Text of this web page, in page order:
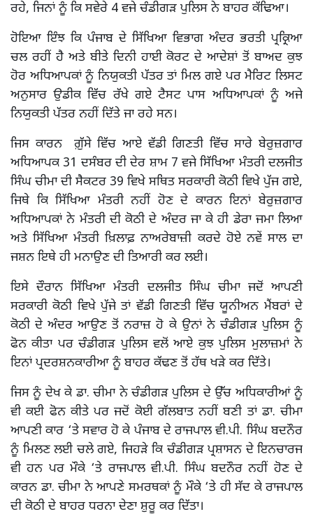
ਰਹੇ, ਜਿਨਾਂ ਨੂੰ ਕਿ ਸਵੇਰੇ 4 ਵਜੇ ਚੰਡੀਗੜ ਪੁਲਿਸ ਨੇ ਬਾਹਰ ਕੱਢਿਆ।
ਹੋਇਆ ਇੰਝ ਕਿ ਪੰਜਾਬ ਦੇ ਸਿੱਖਿਆ ਵਿਭਾਗ ਅੰਦਰ ਭਰਤੀ ਪ੍ਰਕ੍ਰਿਆ
ਚਲ ਰਹੀਂ ਹੈ ਅਤੇ ਬੀਤੇ ਦਿਨੀ ਹਾਈ ਕੋਰਟ ਦੇ ਆਦੇਸ਼ਾਂ ਤੋਂ ਬਾਅਦ ਕੁਝ
ਹੋਰ ਅਧਿਆਪਕਾਂ ਨੂੰ ਨਿਯੁਕਤੀ ਪੱਤਰ ਤਾਂ ਮਿਲ ਗਏ ਪਰ ਮੈਰਿਟ ਲਿਸਟ
ਅਨੁਸਾਰ ਉਡੀਕ ਵਿੱਚ ਰੱਖੇ ਗਏ ਟੈਸਟ ਪਾਸ ਅਧਿਆਪਕਾਂ ਨੂੰ ਅਜੇ
ਨਿਯੁਕਤੀ ਪੱਤਰ ਨਹੀਂ ਦਿੱਤੇ ਜਾ ਰਹੇ ਸਨ।
ਜਿਸ ਕਾਰਨ ਗ਼ੁੱਸੇ ਵਿੱਚ ਆਏ ਵੱਡੀ ਗਿਣਤੀ ਵਿੱਚ ਸਾਰੇ ਬੇਰੁਜ਼ਗਾਰ
ਅਧਿਆਪਕ 31 ਦਸੰਬਰ ਦੀ ਦੇਰ ਸ਼ਾਮ 7 ਵਜੇ ਸਿੱਖਿਆ ਮੰਤਰੀ ਦਲਜੀਤ
ਸਿੰਘ ਚੀਮਾ ਦੀ ਸੈਕਟਰ 39 ਵਿਖੇ ਸਥਿਤ ਸਰਕਾਰੀ ਕੋਠੀ ਵਿਖੇ ਪੁੱਜ ਗਏ,
ਜਿਥੇ ਕਿ ਸਿੱਖਿਆ ਮੰਤਰੀ ਨਹੀਂ ਹੋਣ ਦੇ ਕਾਰਨ ਇਨਾਂ ਬੇਰੁਜ਼ਗਾਰ
ਅਧਿਆਪਕਾਂ ਨੇ ਮੰਤਰੀ ਦੀ ਕੋਠੀ ਦੇ ਅੰਦਰ ਜਾ ਕੇ ਹੀ ਡੇਰਾ ਜਮਾ ਲਿਆ
ਅਤੇ ਸਿੱਖਿਆ ਮੰਤਰੀ ਖ਼ਿਲਾਫ਼ ਨਾਅਰੇਬਾਜ਼ੀ ਕਰਦੇ ਹੋਏ ਨਵੇਂ ਸਾਲ ਦਾ
ਜਸ਼ਨ ਇਥੇ ਹੀ ਮਨਾਉਣ ਦੀ ਤਿਆਰੀ ਕਰ ਲਈ।
ਇਸੇ ਦੌਰਾਨ ਸਿੱਖਿਆ ਮੰਤਰੀ ਦਲਜੀਤ ਸਿੰਘ ਚੀਮਾ ਜਦੋਂ ਆਪਣੀ
ਸਰਕਾਰੀ ਕੋਠੀ ਵਿਖੇ ਪੁੱਜੇ ਤਾਂ ਵੱਡੀ ਗਿਣਤੀ ਵਿੱਚ ਯੂਨੀਅਨ ਮੈਂਬਰਾਂ ਦੇ
ਕੋਠੀ ਦੇ ਅੰਦਰ ਆਉਣ ਤੋਂ ਨਰਾਜ਼ ਹੋ ਕੇ ਉਨਾਂ ਨੇ ਚੰਡੀਗੜ ਪੁਲਿਸ ਨੂੰ
ਫੋਨ ਕੀਤਾ ਪਰ ਚੰਡੀਗੜ ਪੁਲਿਸ ਵਲੋਂ ਆਏ ਕੁਝ ਪੁਲਿਸ ਮੁਲਾਜ਼ਮਾਂ ਨੇ
ਇਨਾਂ ਪ੍ਰਦਰਸ਼ਨਕਾਰੀਆ ਨੂੰ ਬਾਹਰ ਕੱਢਣ ਤੋਂ ਹੱਥ ਖੜੇ ਕਰ ਦਿੱਤੇ।
ਜਿਸ ਨੂੰ ਦੇਖ ਕੇ ਡਾ. ਚੀਮਾ ਨੇ ਚੰਡੀਗੜ ਪੁਲਿਸ ਦੇ ਉੱਚ ਅਧਿਕਾਰੀਆਂ ਨੂੰ
ਵੀ ਕਈ ਫੋਨ ਕੀਤੇ ਪਰ ਜਦੋਂ ਕੋਈ ਗੱਲਬਾਤ ਨਹੀਂ ਬਣੀ ਤਾਂ ਡਾ. ਚੀਮਾ
ਆਪਣੀ ਕਾਰ ‘ਤੇ ਸਵਾਰ ਹੋ ਕੇ ਪੰਜਾਬ ਦੇ ਰਾਜਪਾਲ ਵੀ.ਪੀ. ਸਿੰਘ ਬਦਨੌਰ
ਨੂੰ ਮਿਲਣ ਲਈ ਚਲੇ ਗਏ, ਜਿਹੜੇ ਕਿ ਚੰਡੀਗੜ ਪ੍ਰਸ਼ਾਸਨ ਦੇ ਇਨਚਾਰਜ
ਵੀ ਹਨ ਪਰ ਮੌਕੇ ‘ਤੇ ਰਾਜਪਾਲ ਵੀ.ਪੀ. ਸਿੰਘ ਬਦਨੌਰ ਨਹੀਂ ਹੋਣ ਦੇ
ਕਾਰਨ ਡਾ. ਚੀਮਾ ਨੇ ਆਪਣੇ ਸਮਰਥਕਾਂ ਨੂੰ ਮੌਕੇ ‘ਤੇ ਹੀ ਸੱਦ ਕੇ ਰਾਜਪਾਲ
ਦੀ ਕੋਠੀ ਦੇ ਬਾਹਰ ਧਰਨਾ ਦੇਣਾ ਸ਼ੁਰੂ ਕਰ ਦਿੱਤਾ।